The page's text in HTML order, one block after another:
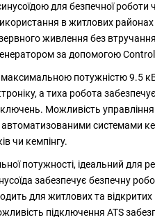
для безпечної роботи
в житлових районах
живлення без
за допомогою
максимальною потужністю 9.5
а тиха робота
Можливість
автоматизованими
чи кемпінгу.
потужності, ідеальний для
забезпечує безпечну
для житлових та відкритих
підключення ATS